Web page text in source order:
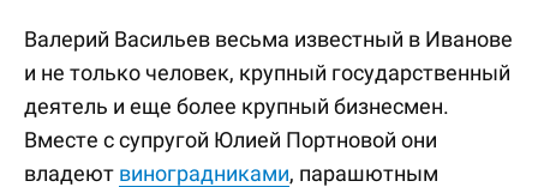
Валерий Васильев весьма известный в Иванове
и не только человек, крупный государственный
деятель и еще более крупный бизнесмен.
Вместе с супругой Юлией Портновой они
владеют виноградниками, парашютным